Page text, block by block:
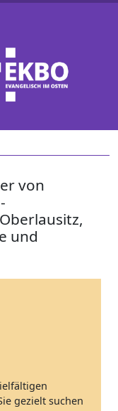
von
und
gezielt suchen